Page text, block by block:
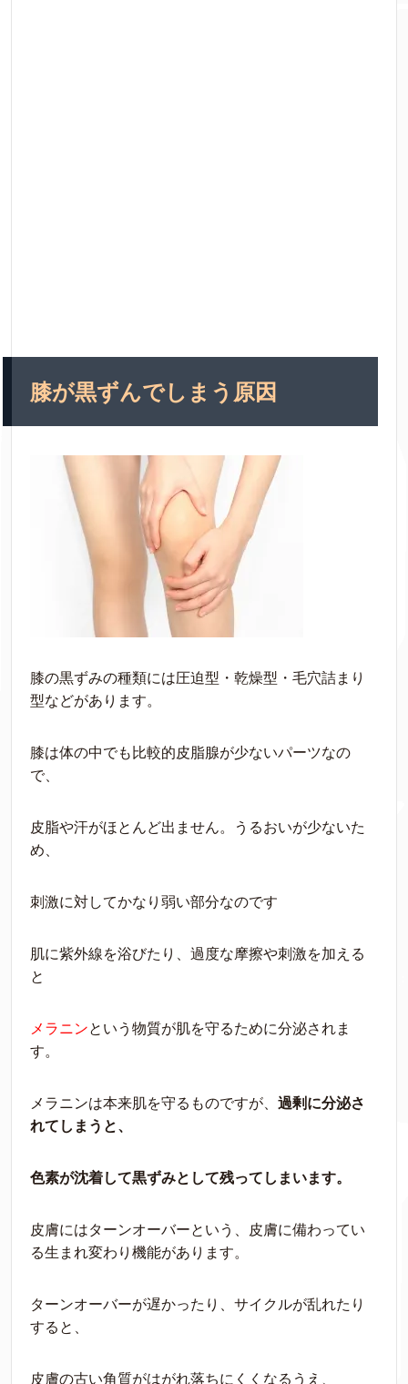
膝が黒ずんでしまう原因
膝の黒ずみの種類には圧迫型・乾燥型・毛穴詰まり
型などがあります。
膝は体の中でも比較的皮脂腺が少ないパーツなの
で、
皮脂や汗がほとんど出ません。うるおいが少ないた
め、
刺激に対してかなり弱い部分なのです
肌に紫外線を浴びたり、過度な摩擦や刺激を加える
と
メラニンという物質が肌を守るために分泌されま
す。
メラニンは本来肌を守るものですが、 過剰に分泌さ
れてしまうと、
色素が沈着して黒ずみとして残ってしまいます。
皮膚にはターンオーバーという、皮膚に備わってい
る生まれ変わり機能があります。
ターンオーバーが遅かったり、サイクルが乱れたり
すると、
皮膚の古い角質がはがれ落ちにくくなるうえ、